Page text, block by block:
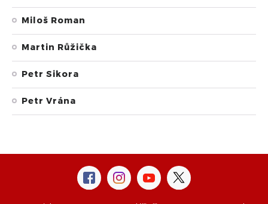
Miloš Roman
Martin Růžička
Petr Sikora
Petr Vrána